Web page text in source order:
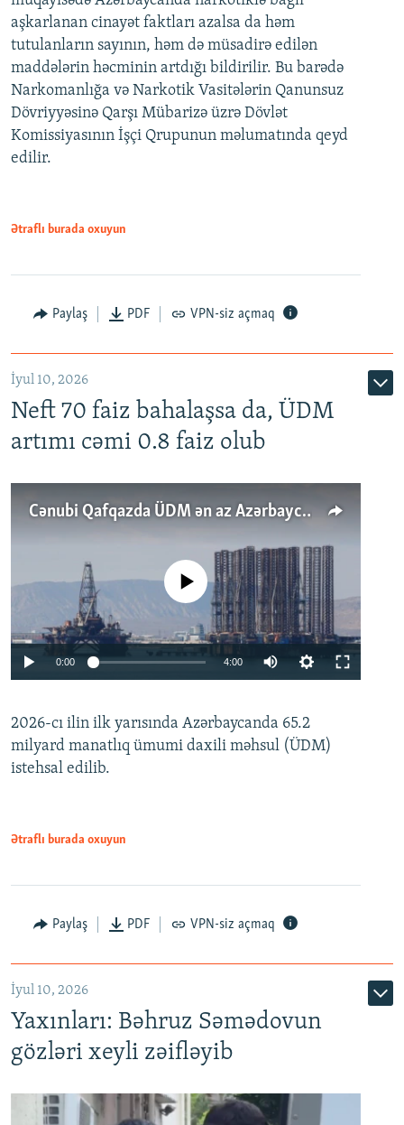
aşkarlanan cinayət faktları azalsa da həm
tutulanların sayının, həm də müsadirə edilən
maddələrin həcminin artdığı bildirilir. Bu barədə
Narkomanlığa və Narkotik Vasitələrin Qanunsuz
Dövriyyəsinə Qarşı Mübarizə üzrə Dövlət
Komissiyasının İşçi Qrupunun məlumatında qeyd
edilir.
Ətraflı burada oxuyun
Paylaş PDF VPN-siz açmaq
İyul 10, 2026
Neft 70 faiz bahalaşsa da, ÜDM
artımı cəmi 0.8 faiz olub
Cənubi Qafqazda ÜDM ən az Azərbaycanda artır: Qonşuları niyə Bakını qabaqlaya bilir?
Auto 240p 360p 480p
No media source currently available
0:00 4:00
360p
480p
2026-cı ilin ilk yarısında Azərbaycanda 65.2
milyard manatlıq ümumi daxili məhsul (ÜDM)
istehsal edilib.
Ətraflı burada oxuyun
Paylaş PDF VPN-siz açmaq
İyul 10, 2026
Yaxınları: Bəhruz Səmədovun
gözləri xeyli zəifləyib